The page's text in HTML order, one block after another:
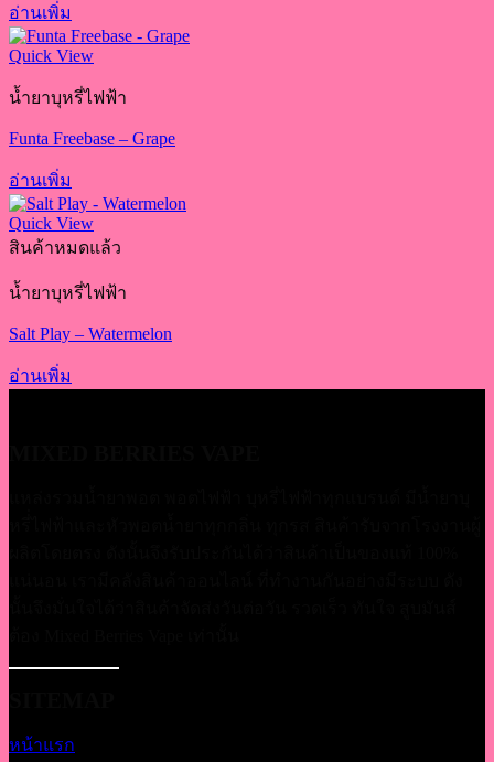
อ่านเพิ่ม
Quick View
น้ำยาบุหรี่ไฟฟ้า
Funta Freebase – Grape
อ่านเพิ่ม
Quick View
สินค้าหมดแล้ว
น้ำยาบุหรี่ไฟฟ้า
Salt Play – Watermelon
อ่านเพิ่ม
หน้าแรก